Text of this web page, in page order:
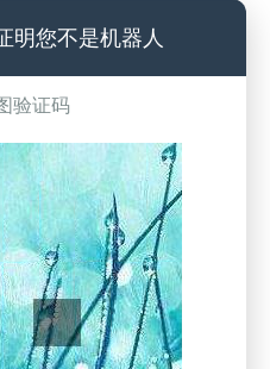
明您不是机器人
验证码